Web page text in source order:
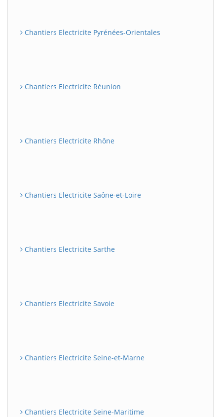
Chantiers Electricite Pyrénées-Orientales
Chantiers Electricite Réunion
Chantiers Electricite Rhône
Chantiers Electricite Saône-et-Loire
Chantiers Electricite Sarthe
Chantiers Electricite Savoie
Chantiers Electricite Seine-et-Marne
Chantiers Electricite Seine-Maritime